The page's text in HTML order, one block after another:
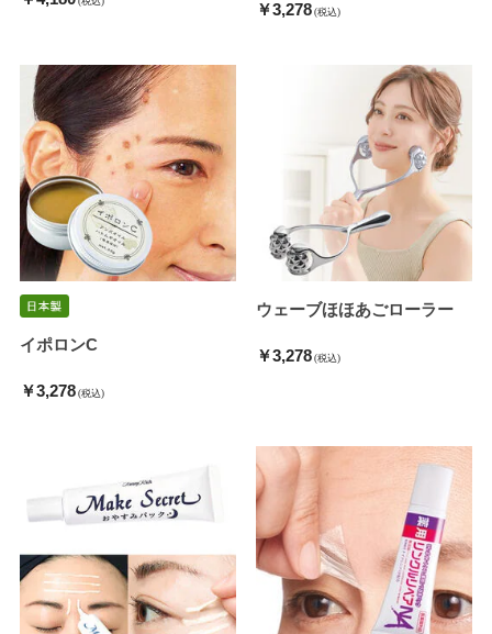
￥3,278 (税込)
イポロンC
￥3,278 (税込)
ウェーブほほあごローラー
￥3,278 (税込)